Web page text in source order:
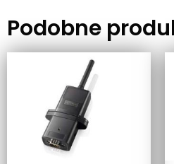
Podobne